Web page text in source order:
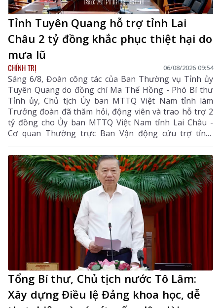
Tỉnh Tuyên Quang hỗ trợ tỉnh Lai
Châu 2 tỷ đồng khắc phục thiệt hại do
mưa lũ
CHÍNH TRỊ 06/08/2026 09:54
Sáng 6/8, Đoàn công tác của Ban Thường vụ Tỉnh ủy
Tuyên Quang do đồng chí Ma Thế Hồng - Phó Bí thư
Tỉnh ủy, Chủ tịch Ủy ban MTTQ Việt Nam tỉnh làm
Trưởng đoàn đã thăm hỏi, động viên và trao hỗ trợ 2
tỷ đồng cho Ủy ban MTTQ Việt Nam tỉnh Lai Châu -
Cơ quan Thường trực Ban Vận động cứu trợ tỉnh,
nhằm giúp nhân dân khắc phục hậu quả thiên tai, mưa
lũ, sạt lở đất, sớm ổn định cuộc sống.
Tổng Bí thư, Chủ tịch nước Tô Lâm:
Xây dựng Điều lệ Đảng khoa học, dễ